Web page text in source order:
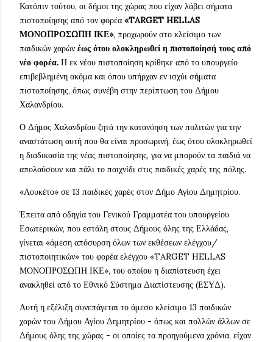
Κατόπιν τούτου, οι δήμοι της χώρας που είχαν λάβει σήματα
πιστοποίησης από τον φορέα «TARGET HELLAS
ΜΟΝΟΠΡΟΣΩΠΗ ΙΚΕ», προχωρούν στο κλείσιμο των
παιδικών χαρών έως ότου ολοκληρωθεί η πιστοποίησή τους από
νέο φορέα. Η εκ νέου πιστοποίηση κρίθηκε από το υπουργείο
επιβεβλημένη ακόμα και όπου υπήρχαν εν ισχύι σήματα
πιστοποίησης, όπως συνέβη στην περίπτωση του Δήμου
Χαλανδρίου.
Ο Δήμος Χαλανδρίου ζητά την κατανόηση των πολιτών για την
αναστάτωση αυτή που θα είναι προσωρινή, έως ότου ολοκληρωθεί
η διαδικασία της νέας πιστοποίησης, για να μπορούν τα παιδιά να
απολαύσουν και πάλι το παιχνίδι στις παιδικές χαρές της πόλης.
«Λουκέτο» σε 13 παιδικές χαρές στον Δήμο Αγίου Δημητρίου.
Έπειτα από οδηγία του Γενικού Γραμματέα του υπουργείου
Εσωτερικών, που εστάλη στους Δήμους όλης της Ελλάδας,
γίνεται «άμεση απόσυρση όλων των εκθέσεων ελέγχου/
πιστοποιητικών» του φορέα ελέγχου «TARGET HELLAS
ΜΟΝΟΠΡΟΣΩΠΗ ΙΚΕ», του οποίου η διαπίστευση έχει
ανακληθεί από το Εθνικό Σύστημα Διαπίστευσης (ΕΣΥΔ).
Αυτή η εξέλιξη συνεπάγεται το άμεσο κλείσιμο 13 παιδικών
χαρών του Δήμου Αγίου Δημητρίου - όπως και πολλών άλλων σε
Δήμους όλης της χώρας - οι οποίες τα προηγούμενα χρόνια, είχαν